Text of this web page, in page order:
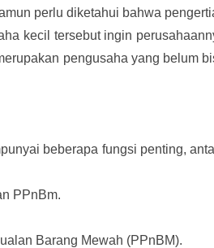
perlu diketahui bahwa
kecil tersebut ingin
pengusaha yang belum
beberapa fungsi penting,
PPnBm.
Barang Mewah (PPnBM).